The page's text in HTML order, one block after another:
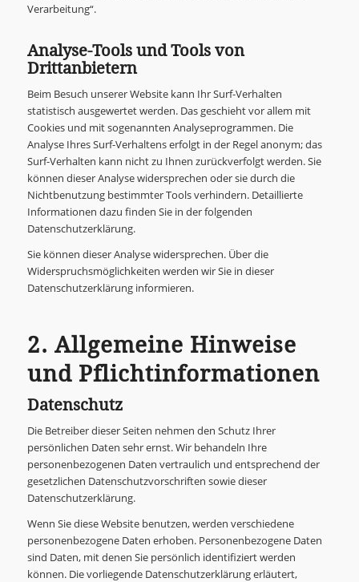
Verarbeitung“.
Analyse-Tools und Tools von
Drittanbietern
Beim Besuch unserer Website kann Ihr Surf-Verhalten
statistisch ausgewertet werden. Das geschieht vor allem mit
Cookies und mit sogenannten Analyseprogrammen. Die
Analyse Ihres Surf-Verhaltens erfolgt in der Regel anonym; das
Surf-Verhalten kann nicht zu Ihnen zurückverfolgt werden. Sie
können dieser Analyse widersprechen oder sie durch die
Nichtbenutzung bestimmter Tools verhindern. Detaillierte
Informationen dazu finden Sie in der folgenden
Datenschutzerklärung.
Sie können dieser Analyse widersprechen. Über die
Widerspruchsmöglichkeiten werden wir Sie in dieser
Datenschutzerklärung informieren.
2. Allgemeine Hinweise
und Pflichtinformationen
Datenschutz
Die Betreiber dieser Seiten nehmen den Schutz Ihrer
persönlichen Daten sehr ernst. Wir behandeln Ihre
personenbezogenen Daten vertraulich und entsprechend der
gesetzlichen Datenschutzvorschriften sowie dieser
Datenschutzerklärung.
Wenn Sie diese Website benutzen, werden verschiedene
personenbezogene Daten erhoben. Personenbezogene Daten
sind Daten, mit denen Sie persönlich identifiziert werden
können. Die vorliegende Datenschutzerklärung erläutert,